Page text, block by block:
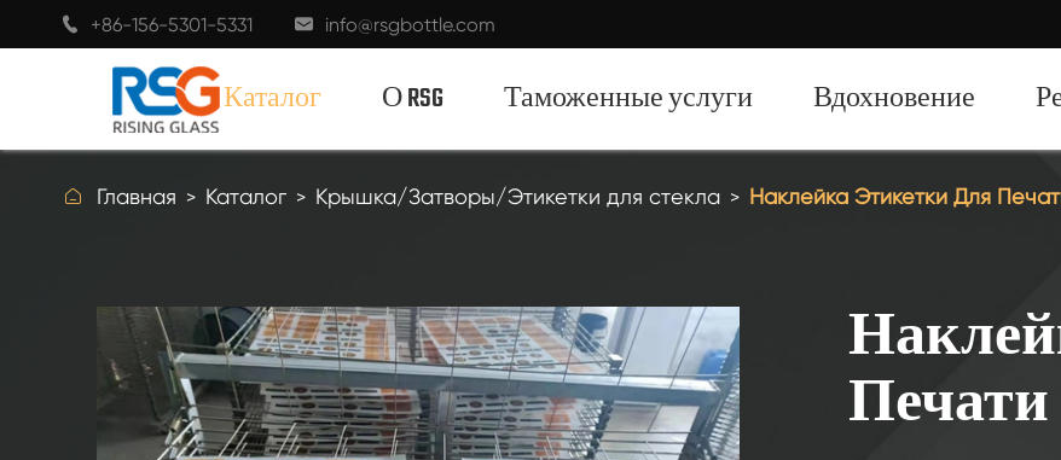
 +86-156-5301-5331  info@rsgbottle.com
Каталог
СТЕКЛЯННЫЕ БУТЫЛКИ ВИНА
ШАМПАНСКОЕ СТЕКЛЯННЫЕ
БУТЫЛКИ
700 мл Духи стеклянные бутылки
500 мл Духи стеклянные бутылки
1L Духи Стеклянные бутылки
50 мл Духи стеклянные бутылки
О RSG Таможенные услуги Вдохновение
 Главная Каталог Крышка/Затворы/Этикетки для стекла Наклейка Этикетки Для
Печати